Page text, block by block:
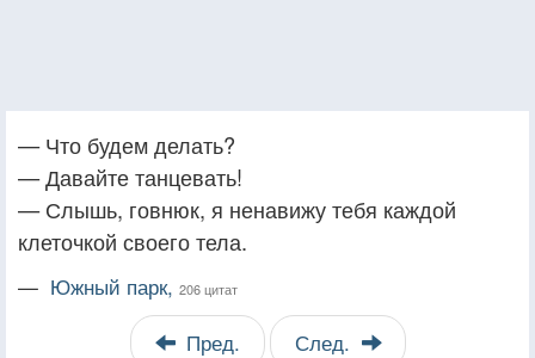
— Что будем делать?
— Давайте танцевать!
— Слышь, говнюк, я ненавижу тебя каждой
клеточкой своего тела.
— Южный парк, 206 цитат
Пред. След.